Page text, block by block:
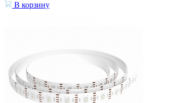
В корзину